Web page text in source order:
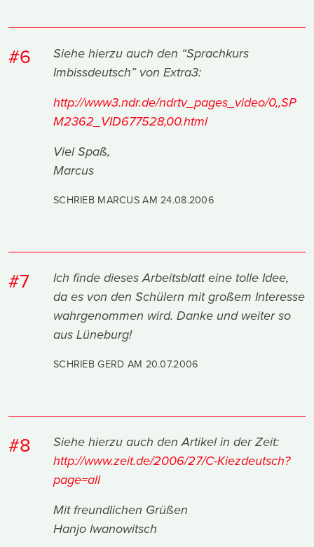
#6
Siehe hierzu auch den “Sprachkurs
Imbissdeutsch” von Extra3:
http://www3.ndr.de/ndrtv_pages_video/0,,SP
M2362_VID677528,00.html
Viel Spaß,
Marcus
SCHRIEB MARCUS AM24.08.2006
#7
Ich finde dieses Arbeitsblatt eine tolle Idee,
da es von den Schülern mit großem Interesse
wahrgenommen wird. Danke und weiter so
aus Lüneburg!
SCHRIEB GERD AM 20.07.2006
#8
Siehe hierzu auch den Artikel in der Zeit:
http://www.zeit.de/2006/27/C-Kiezdeutsch?
page=all
Mit freundlichen Grüßen
Hanjo Iwanowitsch